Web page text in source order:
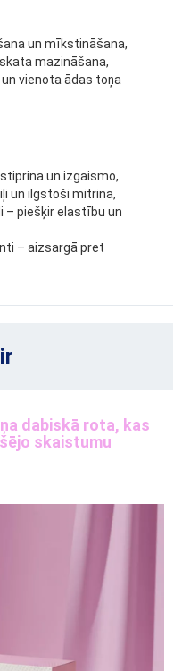
un mīkstināšana,
mazināšana,
vienota ādas toņa
un izgaismo,
un ilgstoši mitrina,
– piešķir elastību un
– aizsargā pret
dabiskā rota, kas
skaistumu